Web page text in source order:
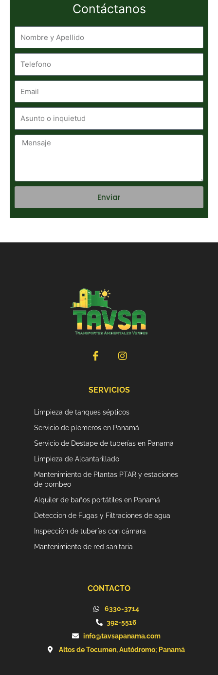
Contáctanos
Telefono
inquietud
Mensaje
Enviar
F
a
b
o
-
I
n
a
r
m
SERVICIOS
Limpieza de tanques sépticos
Servicio de plomeros en Panamá
Servicio de Destape de tuberías en Panamá
Limpieza de Alcantarillado
Mantenimiento de Plantas PTAR y estaciones
de bombeo
Alquiler de baños portátiles en Panamá
Deteccion de Fugas y Filtraciones de agua
Inspección de tuberías con cámara
Mantenimiento de red sanitaria
CONTACTO
6330-3714
392-5516
info@tavsapanama.com
Altos de Tocumen, Autódromo; Panamá